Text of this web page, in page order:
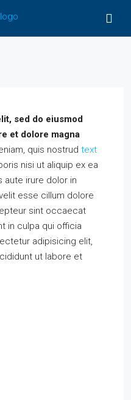
sed do eiusmod
et dolore magna
quis nostrud text
nisi ut aliquip ex ea
aute irure dolor in
esse cillum dolore
sint occaecat
in culpa qui officia
adipisicing elit,
ut labore et